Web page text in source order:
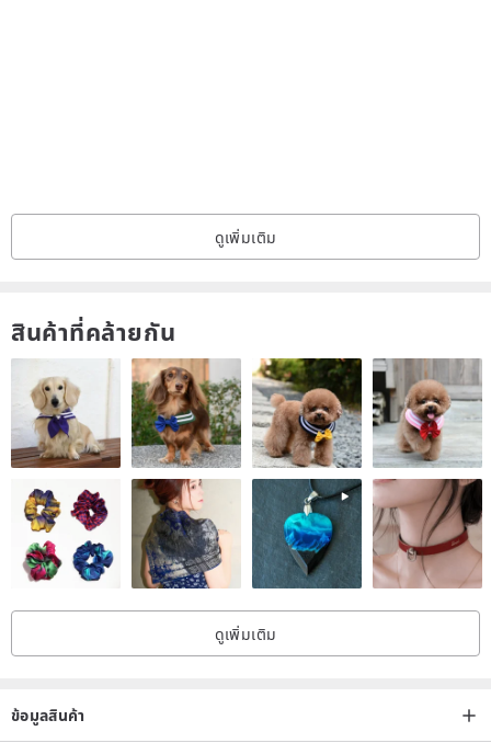
—the difficult paths I once struggled to let go of have quietly
blossomed into flowers.
- - -
In the moment all five were completed,
my heart felt as vast and open as the sea.
I hope the waves can carry these words and illustrations
ดูเพิ่มเติม
สินค้าที่คล้ายกัน
ดูเพิ่มเติม
ข้อมูลสินค้า